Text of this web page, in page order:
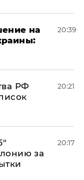
на
20:39
РФ
20:21
за
20:17